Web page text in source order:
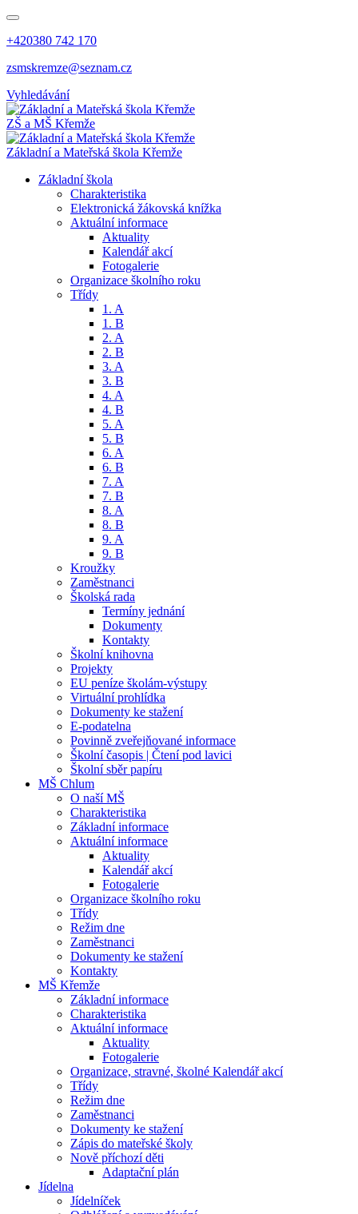
+420380 742 170
zsmskremze@seznam.cz
Vyhledávání
ZŠ a MŠ Křemže
Základní a Mateřská škola Křemže
Základní škola
Charakteristika
Elektronická žákovská knížka
Aktuální informace
Aktuality
Kalendář akcí
Fotogalerie
Organizace školního roku
Třídy
1. A
1. B
2. A
2. B
3. A
3. B
4. A
4. B
5. A
5. B
6. A
6. B
7. A
7. B
8. A
8. B
9. A
9. B
Kroužky
Zaměstnanci
Školská rada
Termíny jednání
Dokumenty
Kontakty
Školní knihovna
Projekty
EU peníze školám-výstupy
Virtuální prohlídka
Dokumenty ke stažení
E-podatelna
Povinně zveřejňované informace
Školní časopis | Čtení pod lavici
Školní sběr papíru
MŠ Chlum
O naší MŠ
Charakteristika
Základní informace
Aktuální informace
Aktuality
Kalendář akcí
Fotogalerie
Organizace školního roku
Třídy
Režim dne
Zaměstnanci
Dokumenty ke stažení
Kontakty
MŠ Křemže
Základní informace
Charakteristika
Aktuální informace
Aktuality
Fotogalerie
Organizace, stravné, školné Kalendář akcí
Třídy
Režim dne
Zaměstnanci
Dokumenty ke stažení
Zápis do mateřské školy
Nově příchozí děti
Adaptační plán
Jídelna
Jídelníček